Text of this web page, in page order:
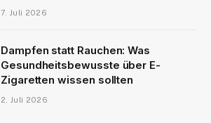
7. Juli 2026
Dampfen statt Rauchen: Was
Gesundheitsbewusste über E-
Zigaretten wissen sollten
2. Juli 2026